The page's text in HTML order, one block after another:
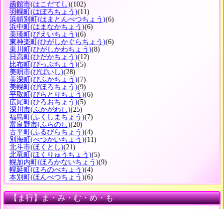
函館市(はこだてし)(102)
羽幌町 (はぼろちょう)(11)
浜頓別町 (はまとんべつちょう)(6)
浜中町 (はまなかちょう)(6)
美瑛町 (びえいちょう)(6)
東神楽町 (ひがしかぐらちょう)(6)
東川町 (ひがしかわちょう)(8)
日高町 (ひだかちょう)(12)
比布町 (ぴっぷちょう)(5)
美唄市(びばいし)(28)
美深町 (びふかちょう)(7)
美幌町 (びほろちょう)(9)
平取町 (びらとりちょう)(6)
広尾町 (ひろおちょう)(5)
深川市(ふかがわし)(25)
福島町 (ふくしまちょう)(7)
富良野市(ふらのし)(20)
古平町 (ふるびらちょう)(4)
別海町 (べつかいちょう)(11)
北斗市(ほくとし)(21)
北竜町 (ほくりゅうちょう)(5)
幌加内町 (ほろかないちょう)(9)
幌延町 (ほろのべちょう)(4)
本別町 (ほんべつちょう)(6)
【ま行】ま・み・む・め・も